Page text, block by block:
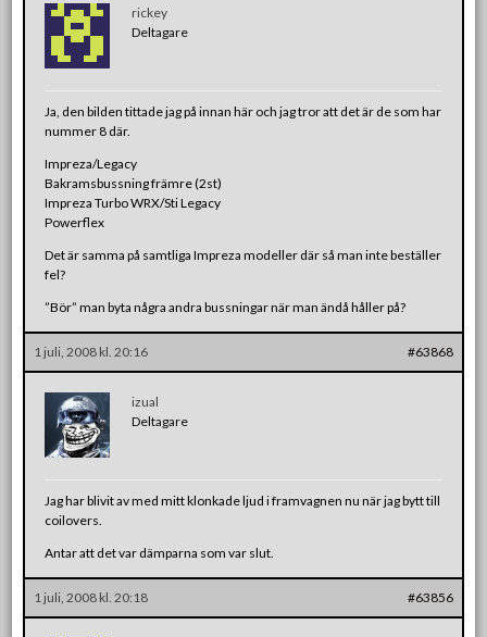
rickey
Deltagare
Ja, den bilden tittade jag på innan här och jag tror att det är de som har
nummer 8 där.
Impreza/Legacy
Bakramsbussning främre (2st)
Impreza Turbo WRX/Sti Legacy
Powerflex
Det är samma på samtliga Impreza modeller där så man inte beställer
fel?
”Bör” man byta några andra bussningar när man ändå håller på?
1 juli, 2008 kl. 20:16 #63868
izual
Deltagare
Jag har blivit av med mitt klonkade ljud i framvagnen nu när jag bytt till
coilovers.
Antar att det var dämparna som var slut.
1 juli, 2008 kl. 20:18 #63856